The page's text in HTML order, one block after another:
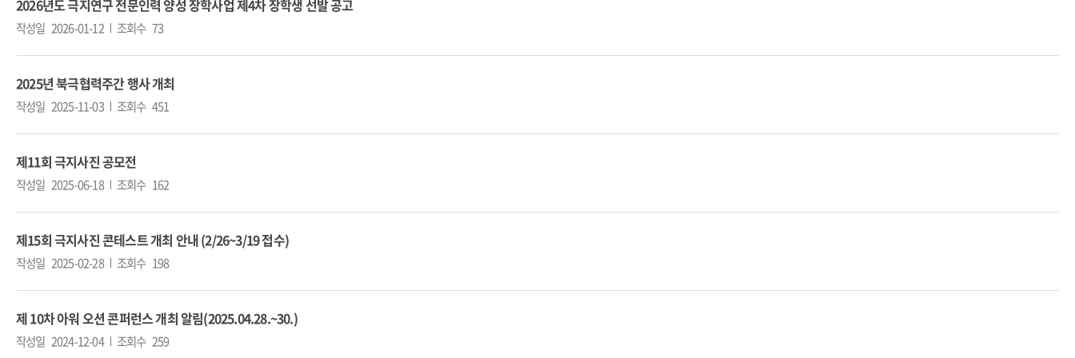
2026년도 극지연구 전문인력 양성 장학사업 제4차 장학생 선발 공고
작성일 2026-01-12 조회수 73
2025년 북극협력주간 행사 개최
작성일 2025-11-03 조회수 451
제11회 극지사진 공모전
작성일 2025-06-18 조회수 162
제15회 극지사진 콘테스트 개최 안내 (2/26~3/19 접수)
작성일 2025-02-28 조회수 198
제 10차 아워 오션 콘퍼런스 개최 알림(2025.04.28.~30.)
작성일 2024-12-04 조회수 259